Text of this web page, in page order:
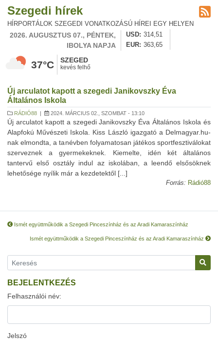
Szegedi hírek
HÍRPORTÁLOK SZEGEDI VONATKOZÁSÚ HÍREI EGY HELYEN
2026. AUGUSZTUS 07., PÉNTEK,
IBOLYA NAPJA
USD
314,51
EUR
363,65
37°C SZEGED
kevés felhő
Új arculatot kapott a szegedi Janikovszky Éva
Általános Iskola
RÁDIÓ88 | 2024. MÁRCIUS 02., SZOMBAT - 13:10
Új arculatot kapott a szegedi Janikovszky Éva Általános Iskola és
Alapfokú Művészeti Iskola. Kiss László igazgató a Delmagyar.hu-
nak elmondta, a tanévben folyamatosan játékos sportfesztiválokat
szerveznek a gyermekeknek. Kiemelte, idén két általános
tantervű első osztály indul az iskolában, a leendő elsősöknek
lehetősége nyílik már a kezdetektől [...]
Forrás: Rádió88
Ismét együttműködik a Szegedi Pinceszínház és az Aradi Kamaraszínház
Ismét együttműködik a Szegedi Pinceszínház és az Aradi Kamaraszínház
BEJELENTKEZÉS
Felhasználói név:
Jelszó